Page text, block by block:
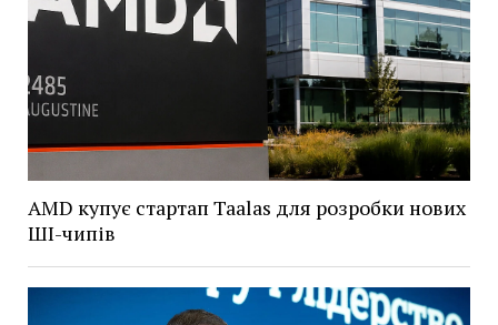
AMD купує стартап Taalas для розробки нових
ШІ-чипів